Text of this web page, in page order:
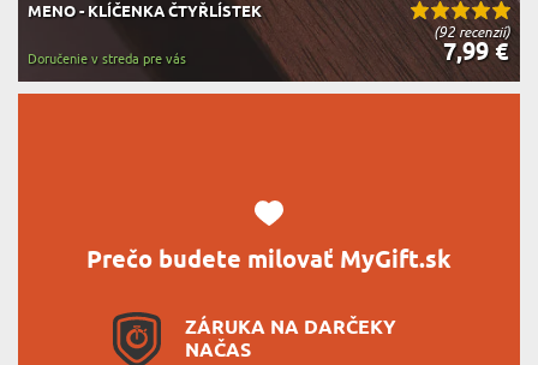
(92 recenzií)
MENO - KLÍČENKA ČTYŘLÍSTEK
7,99 €
Doručenie v streda pre vás
Prečo budete milovať MyGift.sk
ZÁRUKA NA DARČEKY
NAČAS